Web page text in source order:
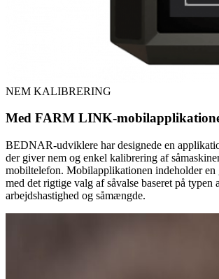
NEM KALIBRERING
Med FARM LINK-
BEDNAR-udviklere har designede en
der giver nem og enkel kalibrering af
mobiltelefon. Mobilapplikationen indeholder
med det rigtige valg af såvalse baseret på typen
arbejdshastighed og såmængde.